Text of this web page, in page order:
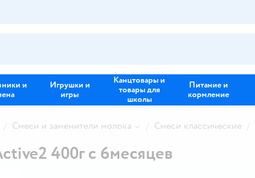
и
Игрушки и
игры
Канцтовары и
товары для
школы
Питание и
кормление
Смеси и заменители молока Смеси классические
400г с 6месяцев